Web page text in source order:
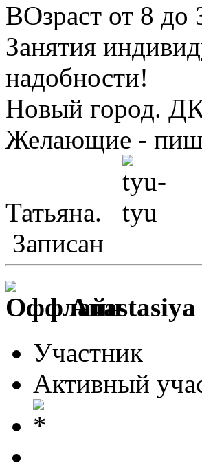
ВОзраст от 8 до
Занятия
надобности!
Новый город.
Желающие -
Татьяна.
Записан
Anastasiya
Участник
Активный